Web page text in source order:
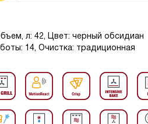
л: 42, Цвет: черный обсидиан
14, Очистка: традиционная